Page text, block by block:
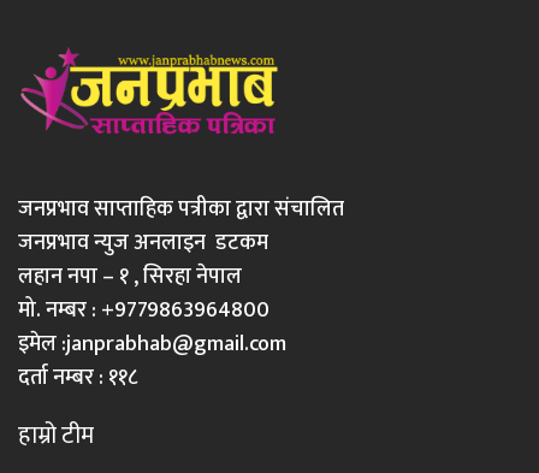
जनप्रभाव साप्ताहिक पत्रीका द्वारा संचालित
जनप्रभाव न्युज अनलाइन डटकम
लहान नपा – १ , सिरहा नेपाल
मो. नम्बर : +9779863964800
इमेल :janprabhab@gmail.com
दर्ता नम्बर : ११८
हाम्रो टीम